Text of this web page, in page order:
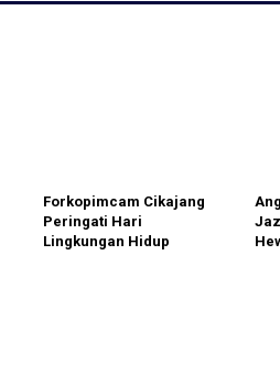
Forkopimcam Cikajang
Peringati Hari
Lingkungan Hidup